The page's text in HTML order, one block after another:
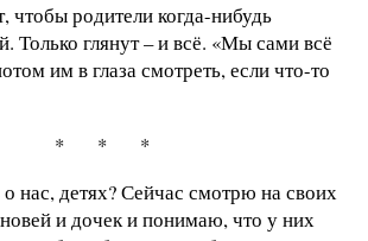
чтобы родители когда-нибудь
Только глянут – и всё. «Мы сами всё
им в глаза смотреть, если что-то
* * *
о нас, детях? Сейчас смотрю на своих
и дочек и понимаю, что у них